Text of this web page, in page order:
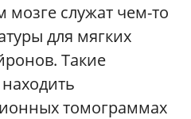
мозге служат чем-то
для мягких
Такие
томограммах